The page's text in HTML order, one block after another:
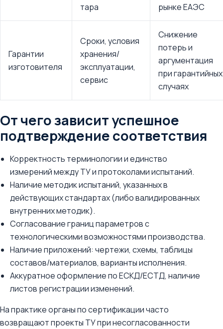
тара
рынке ЕАЭС
Гарантии
изготовителя
Сроки, условия
хранения/
эксплуатации,
сервис
Снижение
потерь и
аргументация
при гарантийных
случаях
От чего зависит успешное
подтверждение соответствия
Корректность терминологии и единство
измерений между ТУ и протоколами испытаний.
Наличие методик испытаний, указанных в
действующих стандартах (либо валидированных
внутренних методик).
Согласование границ параметров с
технологическими возможностями производства.
Наличие приложений: чертежи, схемы, таблицы
составов/материалов, варианты исполнения.
Аккуратное оформление по ЕСКД/ЕСТД, наличие
листов регистрации изменений.
На практике органы по сертификации часто
возвращают проекты ТУ при несогласованности